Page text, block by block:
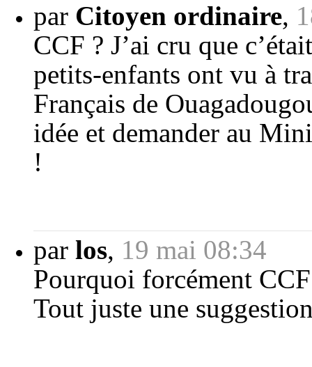
par Citoyen ordinaire,
CCF ? J’ai cru que
petits-enfants ont vu à
Français de
idée et demander au
!
par los, 19 mai 08:34
Pourquoi forcément
Tout juste une